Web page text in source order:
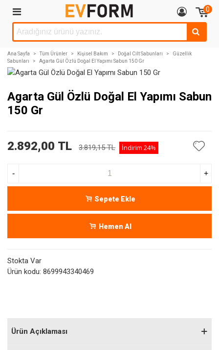
0
Ana Sayfa > Tüm Ürünler > Kişisel Bakım > Doğal Cilt Sabunları >
Güzellik
Sabunları
> Agarta Gül Özlü Doğal El Yapımı Sabun 150 Gr
Agarta Gül Özlü Doğal El Yapımı Sabun
150 Gr
2.892,00 TL 3.819,15 TL İndirim 24%
- +
Sepete Ekle
Hemen Al
Stokta Var
Ürün kodu: 8699943340469
Ürün Açıklaması